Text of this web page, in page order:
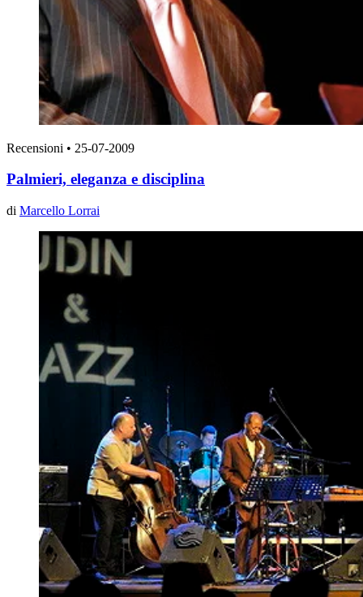
Recensioni • 25-07-2009
Palmieri, eleganza e disciplina
di Marcello Lorrai